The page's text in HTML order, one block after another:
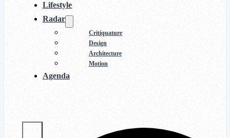
Lifestyle
Radar
Critiquature
Design
Architecture
Motion
Agenda